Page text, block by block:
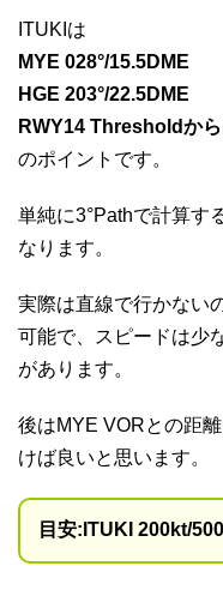
ITUKIは
MYE 028°/15.5DME
HGE 203°/22.5DME
RWY14 Thresholdか
のポイントです。
単純に3°Pathで計算す
なります。
実際は直線で行かない
可能で、スピードは少
があります。
後はMYE VORとの距
けば良いと思います。
目安:ITUKI 200kt/